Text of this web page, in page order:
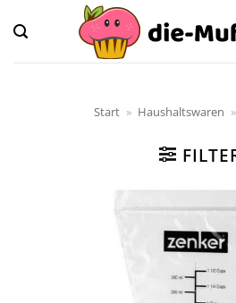
Inhalt
springen
Start » Haushaltswaren »